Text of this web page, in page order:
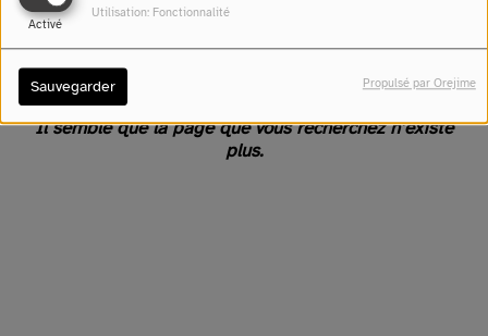
Activé
Utilisation: Fonctionnalité
Sauvegarder Propulsé par Orejime
Oups, vous avez rencontré
Il semble que la page que vous recherchez n’existe
plus.